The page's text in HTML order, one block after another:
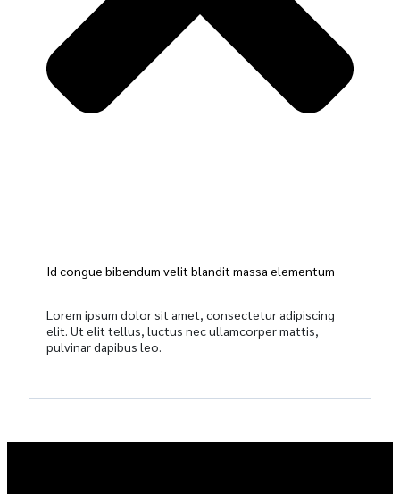
Id congue bibendum velit blandit massa elementum
Lorem ipsum dolor sit amet, consectetur adipiscing
elit. Ut elit tellus, luctus nec ullamcorper mattis,
pulvinar dapibus leo.